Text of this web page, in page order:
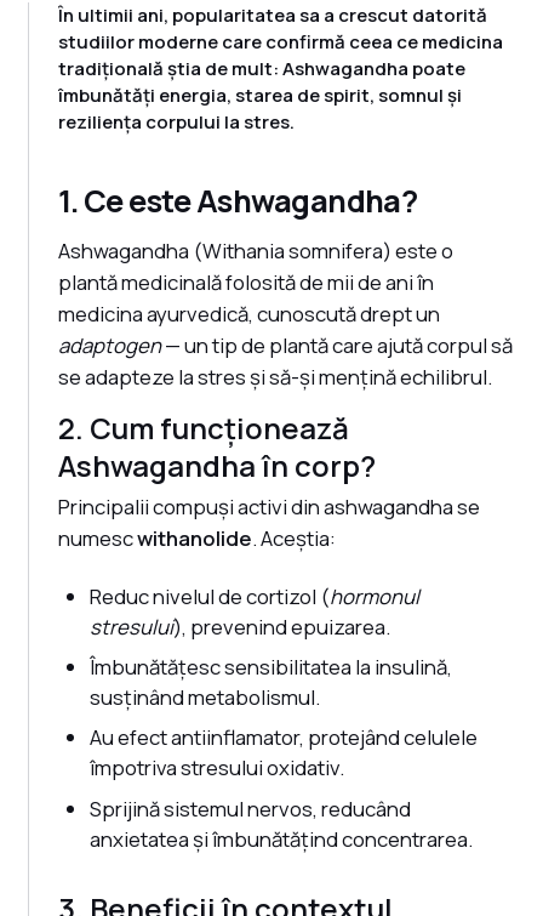
În ultimii ani, popularitatea sa a crescut datorită
studiilor moderne care confirmă ceea ce medicina
tradițională știa de mult: Ashwagandha poate
îmbunătăți energia, starea de spirit, somnul și
reziliența corpului la stres.
1. Ce este Ashwagandha?
Ashwagandha (Withania somnifera) este o
plantă medicinală folosită de mii de ani în
medicina ayurvedică, cunoscută drept un
adaptogen— un tip de plantă care ajută corpul să
se adapteze la stres și să-și mențină echilibrul.
2. Cum funcționează
Ashwagandha în corp?
Principalii compuși activi din ashwagandha se
numescwithanolide. Aceștia:
Reduc nivelul de cortizol (hormonul
stresului), prevenind epuizarea.
Îmbunătățesc sensibilitatea la insulină,
susținând metabolismul.
Au efect antiinflamator, protejând celulele
împotriva stresului oxidativ.
Sprijină sistemul nervos, reducând
anxietatea și îmbunătățind concentrarea.